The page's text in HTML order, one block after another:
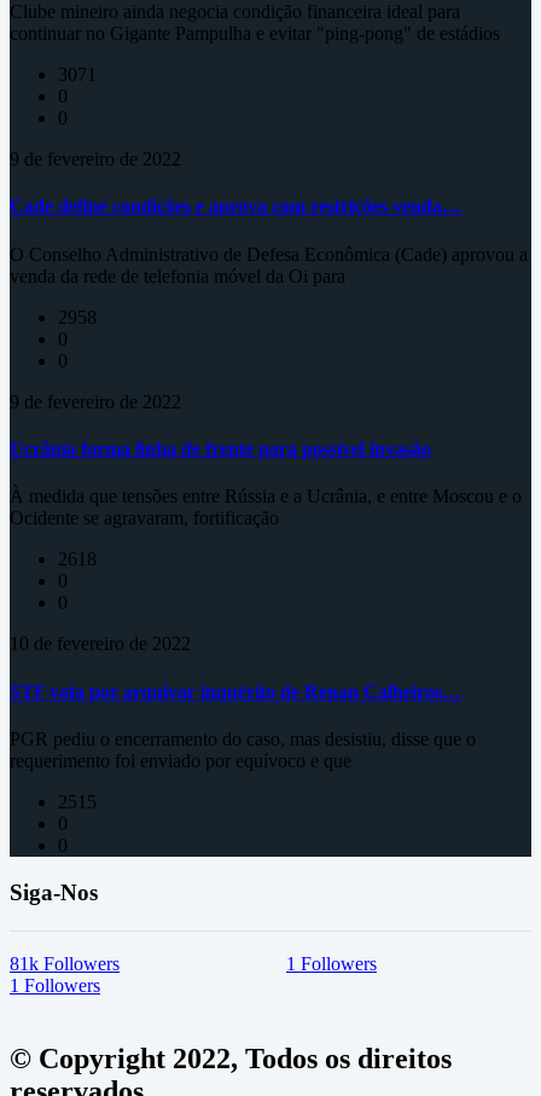
Clube mineiro ainda negocia condição financeira ideal para
continuar no Gigante Pampulha e evitar "ping-pong" de estádios
3071
0
0
9 de fevereiro de 2022
Cade define condições e aprova com restrições venda…
O Conselho Administrativo de Defesa Econômica (Cade) aprovou a
venda da rede de telefonia móvel da Oi para
2958
0
0
9 de fevereiro de 2022
Ucrânia forma linha de frente para possível invasão
À medida que tensões entre Rússia e a Ucrânia, e entre Moscou e o
Ocidente se agravaram, fortificação
2618
0
0
10 de fevereiro de 2022
STF vota por arquivar inquérito de Renan Calheiros…
PGR pediu o encerramento do caso, mas desistiu, disse que o
requerimento foi enviado por equívoco e que
2515
0
0
Siga-Nos
81k Followers 1 Followers
1 Followers
© Copyright 2022, Todos os direitos